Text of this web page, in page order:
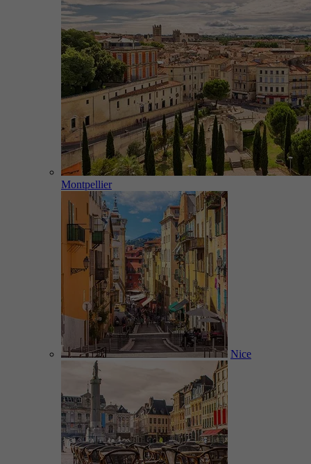
Montpellier
Nice